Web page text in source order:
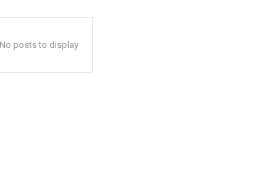
No posts to display